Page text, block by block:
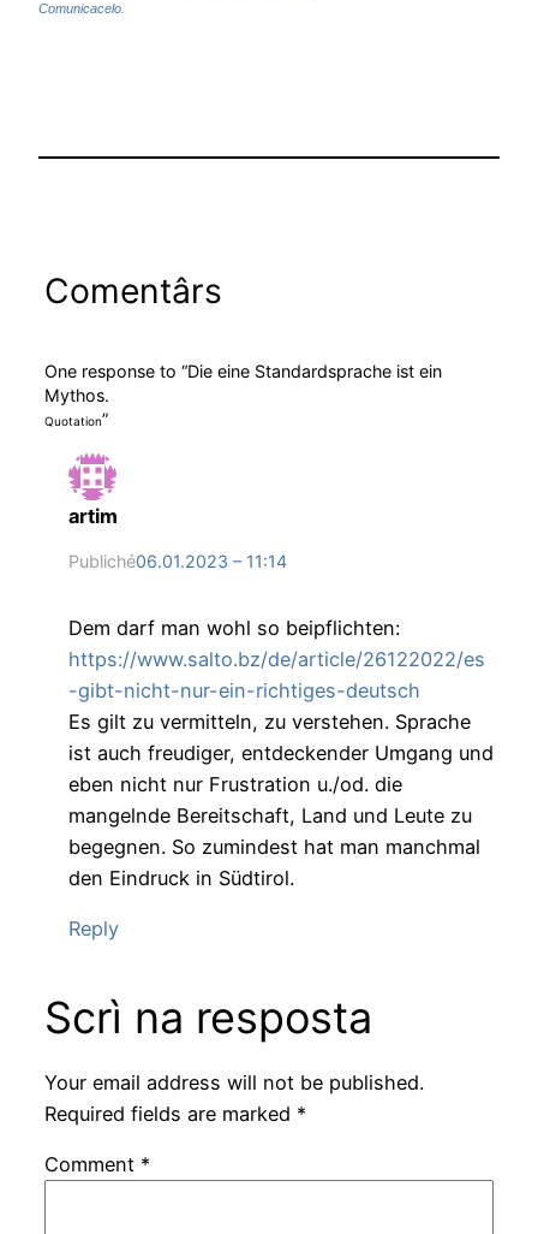
Comunicacelo.
Comentârs
One response to “Die eine Standardsprache ist ein
Mythos.
Quotation”
artim
Publiché06.01.2023 – 11:14
Dem darf man wohl so beipflichten:
https://www.salto.bz/de/article/26122022/es
-gibt-nicht-nur-ein-richtiges-deutsch
Es gilt zu vermitteln, zu verstehen. Sprache
ist auch freudiger, entdeckender Umgang und
eben nicht nur Frustration u./od. die
mangelnde Bereitschaft, Land und Leute zu
begegnen. So zumindest hat man manchmal
den Eindruck in Südtirol.
Reply
Scrì na resposta
Your email address will not be published.
Required fields are marked *
Comment *